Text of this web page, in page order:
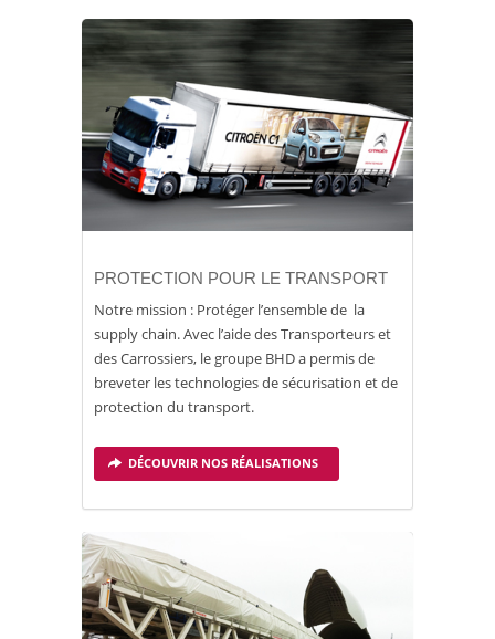
PROTECTION POUR LE TRANSPORT
Notre mission : Protéger l’ensemble de la
supply chain. Avec l’aide des Transporteurs et
des Carrossiers, le groupe BHD a permis de
breveter les technologies de sécurisation et de
protection du transport.
DÉCOUVRIR NOS RÉALISATIONS